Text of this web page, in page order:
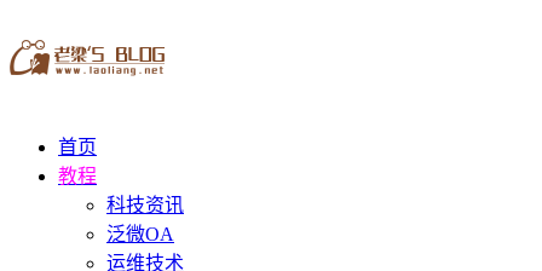
首页
教程
科技资讯
泛微OA
运维技术